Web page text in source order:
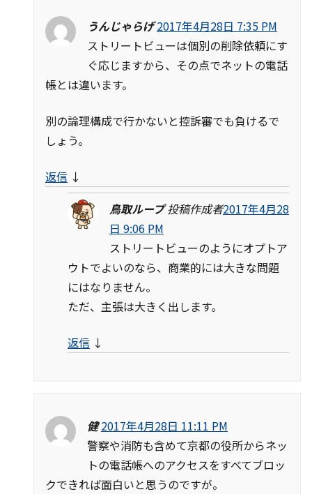
うんじゃらげ 2017年4月28日 7:35 PM
ストリートビューは個別の削除依頼にす
ぐ応じますから、その点でネットの電話
帳とは違います。
別の論理構成で行かないと控訴審でも負けるで
しょう。
返信 ↓
鳥取ループ 投稿作成者2017年4月28
日 9:06 PM
ストリートビューのようにオプトア
ウトでよいのなら、商業的には大きな問題
にはなりません。
ただ、主張は大きく出します。
返信 ↓
健 2017年4月28日 11:11 PM
警察や消防も含めて京都の役所からネッ
トの電話帳へのアクセスをすべてブロッ
クできれば面白いと思うのですが。